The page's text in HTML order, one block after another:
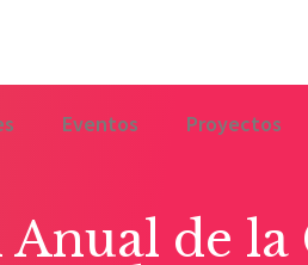
Eventos Proyectos
de